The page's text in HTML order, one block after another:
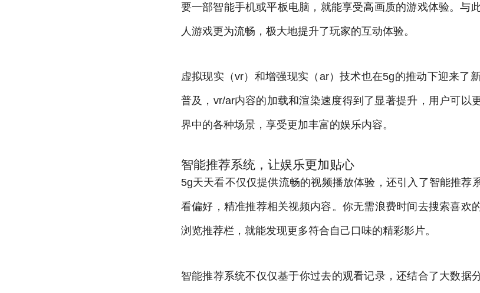
要一部智能手机或平板电脑，就能享受高画质的游戏体验。与
人游戏更为流畅，极大地提升了玩家的互动体验。
虚拟现实（vr）和增强现实（ar）技术也在5g的推动下迎来了
普及，vr/ar内容的加载和渲染速度得到了显著提升，用户可以
界中的各种场景，享受更加丰富的娱乐内容。
智能推荐系统，让娱乐更加贴心
5g天天看不仅仅提供流畅的视频播放体验，还引入了智能推荐
看偏好，精准推荐相关视频内容。你无需浪费时间去搜索喜欢
浏览推荐栏，就能发现更多符合自己口味的精彩影片。
智能推荐系统不仅仅基于你过去的观看记录，还结合了大数据